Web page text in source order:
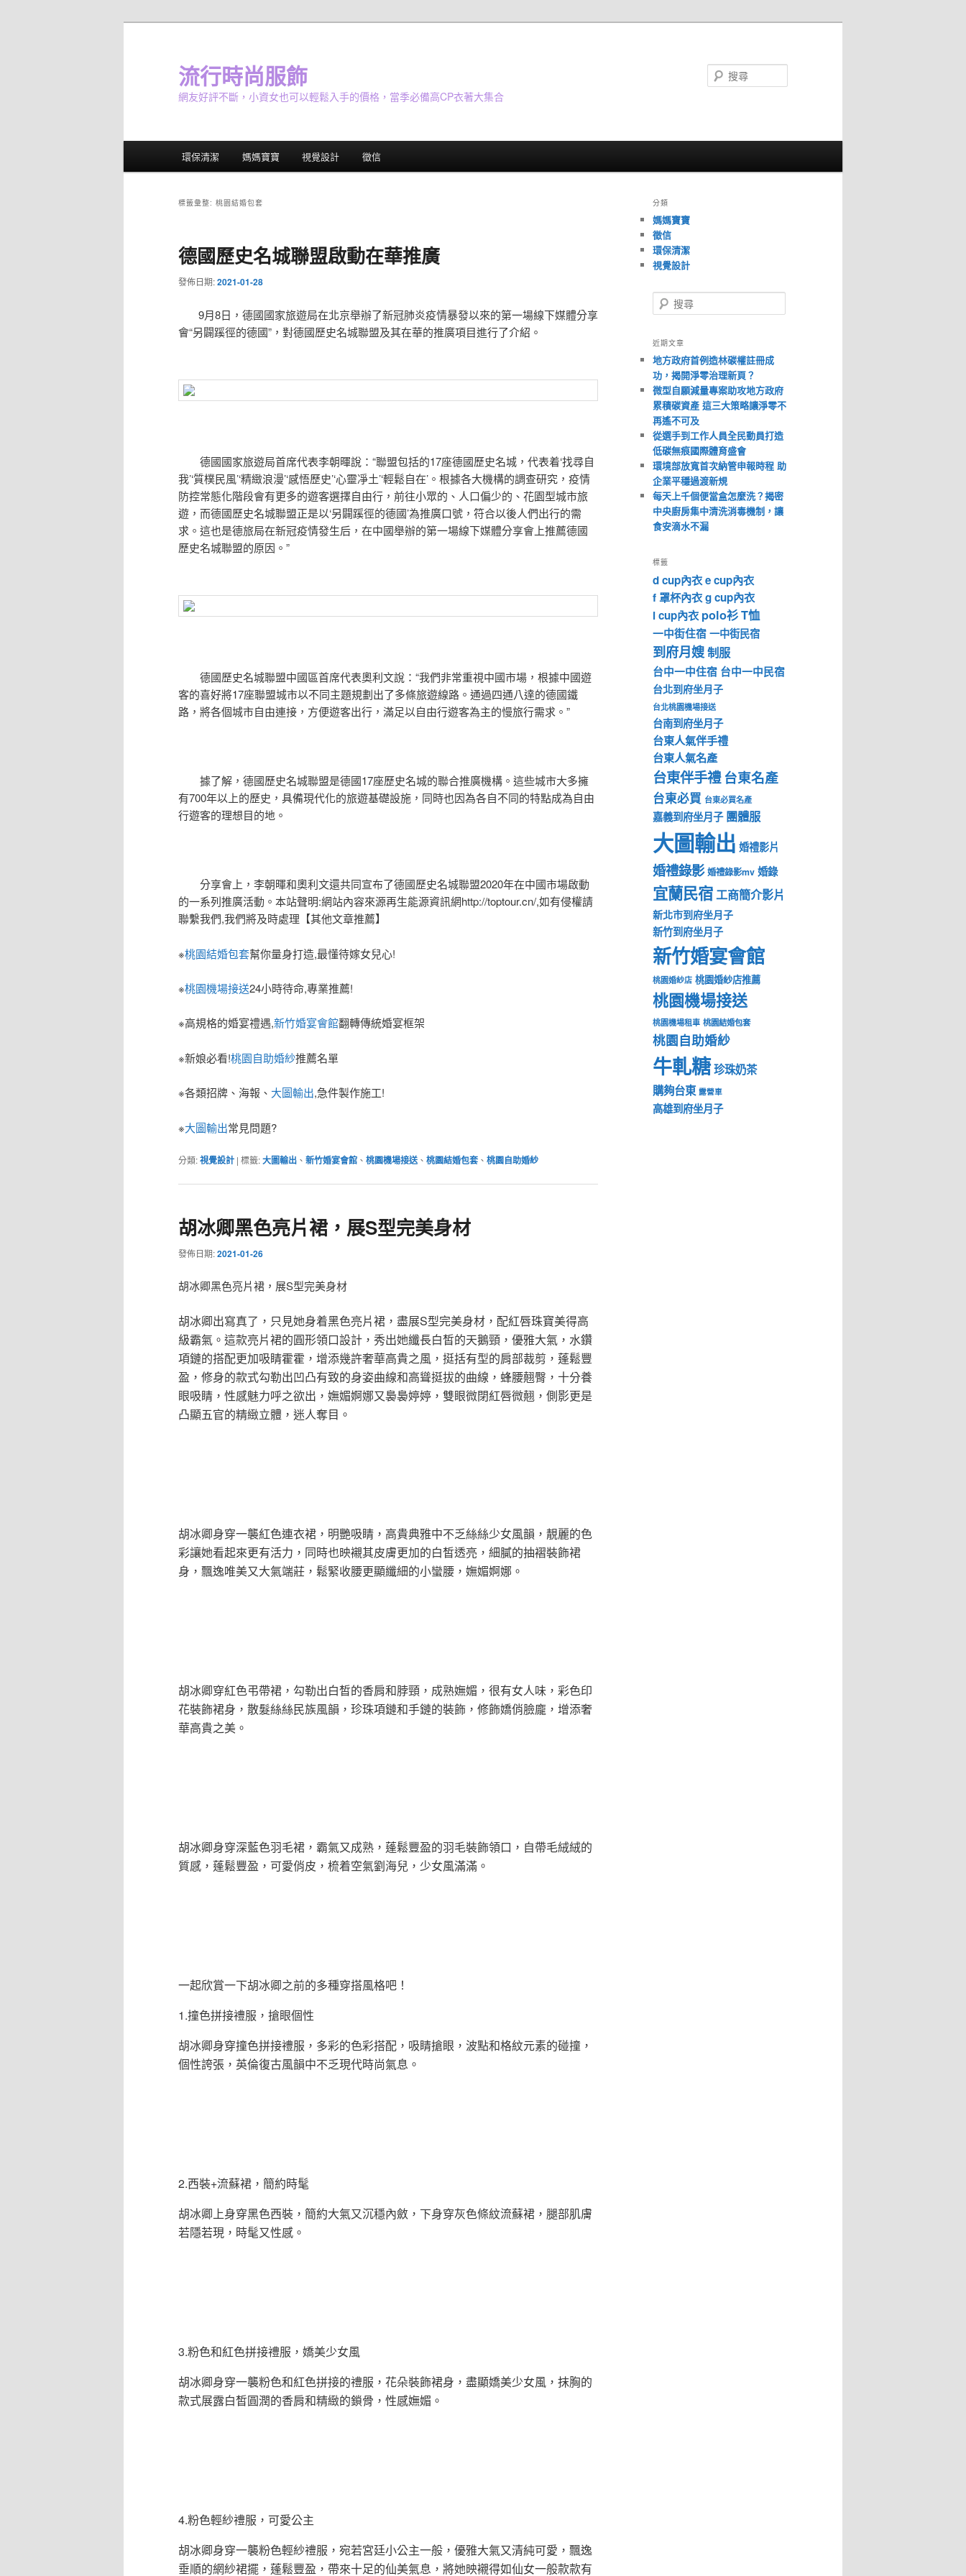
流行時尚服飾
網友好評不斷，小資女也可以輕鬆入手的價格，當季必備高CP衣著大集合
環保清潔 媽媽寶寶 視覺設計 徵信
標籤彙整: 桃園結婚包套
德國歷史名城聯盟啟動在華推廣
發佈日期:2021-01-28
9月8日，德國國家旅遊局在北京舉辦了新冠肺炎疫情暴發以來的第一場線下媒體分享
會“另闢蹊徑的德國”，對德國歷史名城聯盟及其在華的推廣項目進行了介紹。
德國國家旅遊局首席代表李朝暉說：“聯盟包括的17座德國歷史名城，代表着‘找尋自
我’‘質樸民風’‘精緻浪漫’‘感悟歷史’‘心靈凈土’‘輕鬆自在’。根據各大機構的調查研究，疫情
防控常態化階段會有更多的遊客選擇自由行，前往小眾的、人口偏少的、花園型城市旅
遊，而德國歷史名城聯盟正是以‘另闢蹊徑的德國’為推廣口號，符合以後人們出行的需
求。這也是德旅局在新冠疫情發生后，在中國舉辦的第一場線下媒體分享會上推薦德國
歷史名城聯盟的原因。”
德國歷史名城聯盟中國區首席代表奧利文說：“我們非常重視中國市場，根據中國遊
客的喜好將17座聯盟城市以不同主題規劃出了多條旅遊線路。通過四通八達的德國鐵
路，將各個城市自由連接，方便遊客出行，滿足以自由行遊客為主的慢旅行需求。”
據了解，德國歷史名城聯盟是德國17座歷史名城的聯合推廣機構。這些城市大多擁
有700年以上的歷史，具備現代化的旅遊基礎設施，同時也因為各自不同的特點成為自由
行遊客的理想目的地。
分享會上，李朝暉和奧利文還共同宣布了德國歷史名城聯盟2020年在中國市場啟動
的一系列推廣活動。本站聲明:網站內容來源再生能源資訊網http://toptour.cn/,如有侵權請
聯繫我們,我們將及時處理【其他文章推薦】
※桃園結婚包套幫你量身打造,最懂待嫁女兒心!
※桃園機場接送24小時待命,專業推薦!
※高規格的婚宴禮遇,新竹婚宴會館翻轉傳統婚宴框架
※新娘必看!桃園自助婚紗推薦名單
※各類招牌、海報、 大圖輸出,急件製作施工!
※大圖輸出常見問題?
分類:視覺設計 | 標籤:大圖輸出 、 新竹婚宴會館 、 桃園機場接送 、 桃園結婚包套 、 桃園自助婚紗
胡冰卿黑色亮片裙，展S型完美身材
發佈日期:2021-01-26
胡冰卿黑色亮片裙，展S型完美身材
胡冰卿出寫真了，只見她身着黑色亮片裙，盡展S型完美身材，配紅唇珠寶美得高
級霸氣。這款亮片裙的圓形領口設計，秀出她纖長白皙的天鵝頸，優雅大氣，水鑽
項鏈的搭配更加吸睛霍霍，增添幾許奢華高貴之風，挺括有型的肩部裁剪，蓬鬆豐
盈，修身的款式勾勒出凹凸有致的身姿曲線和高聳挺拔的曲線，蜂腰翹臀，十分養
眼吸睛，性感魅力呼之欲出，嫵媚婀娜又裊裊婷婷，雙眼微閉紅唇微翹，側影更是
凸顯五官的精緻立體，迷人奪目。
胡冰卿身穿一襲紅色連衣裙，明艷吸睛，高貴典雅中不乏絲絲少女風韻，靚麗的色
彩讓她看起來更有活力，同時也映襯其皮膚更加的白皙透亮，細膩的抽褶裝飾裙
身，飄逸唯美又大氣端莊，鬆緊收腰更顯纖細的小蠻腰，嫵媚婀娜。
胡冰卿穿紅色弔帶裙，勾勒出白皙的香肩和脖頸，成熟嫵媚，很有女人味，彩色印
花裝飾裙身，散髮絲絲民族風韻，珍珠項鏈和手鏈的裝飾，修飾嬌俏臉龐，增添奢
華高貴之美。
胡冰卿身穿深藍色羽毛裙，霸氣又成熟，蓬鬆豐盈的羽毛裝飾領口，自帶毛絨絨的
質感，蓬鬆豐盈，可愛俏皮，梳着空氣劉海兒，少女風滿滿。
一起欣賞一下胡冰卿之前的多種穿搭風格吧！
1.撞色拼接禮服，搶眼個性
胡冰卿身穿撞色拼接禮服，多彩的色彩搭配，吸睛搶眼，波點和格紋元素的碰撞，
個性誇張，英倫復古風韻中不乏現代時尚氣息。
2.西裝+流蘇裙，簡約時髦
胡冰卿上身穿黑色西裝，簡約大氣又沉穩內斂，下身穿灰色條紋流蘇裙，腿部肌膚
若隱若現，時髦又性感。
3.粉色和紅色拼接禮服，嬌美少女風
胡冰卿身穿一襲粉色和紅色拼接的禮服，花朵裝飾裙身，盡顯嬌美少女風，抹胸的
款式展露白皙圓潤的香肩和精緻的鎖骨，性感嫵媚。
4.粉色輕紗禮服，可愛公主
胡冰卿身穿一襲粉色輕紗禮服，宛若宮廷小公主一般，優雅大氣又清純可愛，飄逸
垂順的網紗裙擺，蓬鬆豐盈，帶來十足的仙美氣息，將她映襯得如仙女一般款款有
分類
媽媽寶寶
徵信
環保清潔
視覺設計
搜
尋
近期文章
地方政府首例造林碳權註冊成
功，揭開淨零治理新頁？
微型自願減量專案助攻地方政府
累積碳資產 這三大策略讓淨零不
再遙不可及
從選手到工作人員全民動員打造
低碳無痕國際體育盛會
環境部放寬首次納管申報時程 助
企業平穩過渡新規
每天上千個便當盒怎麼洗？揭密
中央廚房集中清洗消毒機制，讓
食安滴水不漏
標籤
d cup內衣e cup內衣
f 罩杯內衣g cup內衣
i cup內衣 polo衫T恤
一中街住宿 一中街民宿
到府月嫂制服
台中一中住宿 台中一中民宿
台北到府坐月子
台北桃園機場接送
台南到府坐月子
台東人氣伴手禮
台東人氣名產
台東伴手禮台東名產
台東必買 台東必買名產
嘉義到府坐月子 團體服
大圖輸出 婚禮影片
婚禮錄影 婚禮錄影mv 婚錄
宜蘭民宿工商簡介影片
新北市到府坐月子
新竹到府坐月子
新竹婚宴會館
桃園婚紗店 桃園婚紗店推薦
桃園機場接送
桃園機場租車 桃園結婚包套
桃園自助婚紗
牛軋糖珍珠奶茶
購夠台東 露營車
高雄到府坐月子